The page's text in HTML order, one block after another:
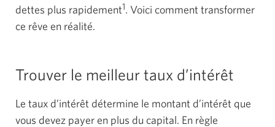
dettes plus rapidement1. Voici comment transformer
ce rêve en réalité.
Trouver le meilleur taux d’intérêt
Le taux d’intérêt détermine le montant d’intérêt que
vous devez payer en plus du capital. En règle